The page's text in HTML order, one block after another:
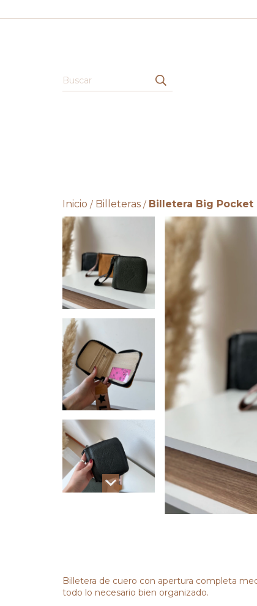
Inicio / Billeteras / Billetera Big Pocket
Billetera de cuero con apertura completa
todo lo necesario bien organizado.